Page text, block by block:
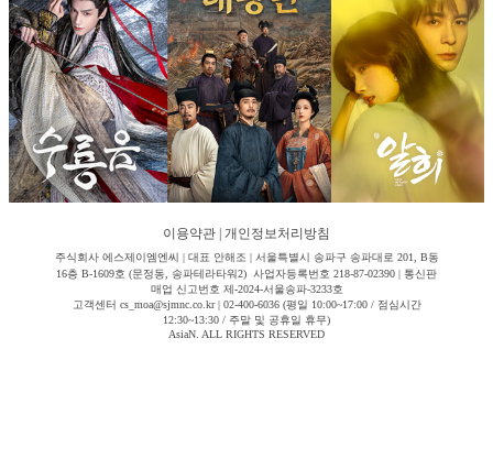
이용약관 개인정보처리방침
주식회사 에스제이엠엔씨 | 대표 안해조 | 서울특별시 송파구 송파대로 201, B동
16층 B-1609호 (문정동, 송파테라타워2) 사업자등록번호 218-87-02390 | 통신판
매업 신고번호 제-2024-서울송파-3233호
고객센터 cs_moa@sjmnc.co.kr | 02-400-6036 (평일 10:00~17:00 / 점심시간
12:30~13:30 / 주말 및 공휴일 휴무)
AsiaN. ALL RIGHTS RESERVED